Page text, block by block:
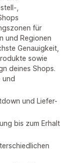
,
für
und Regionen
Genauigkeit,
sowie
deines Shops.
und
und Liefer-
bis zum Erhalt